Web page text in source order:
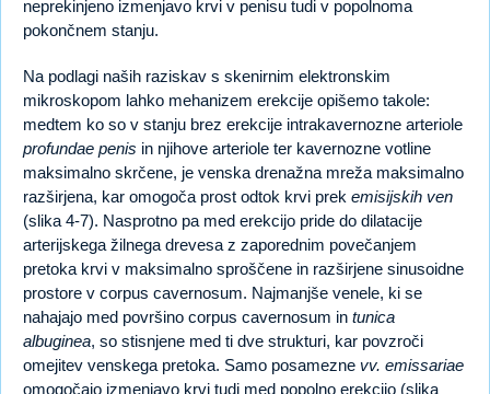
neprekinjeno izmenjavo krvi v penisu tudi v popolnoma
pokončnem stanju.
Na podlagi naših raziskav s skenirnim elektronskim
mikroskopom lahko mehanizem erekcije opišemo takole:
medtem ko so v stanju brez erekcije intrakavernozne arteriole
profundae penis in njihove arteriole ter kavernozne votline
maksimalno skrčene, je venska drenažna mreža maksimalno
razširjena, kar omogoča prost odtok krvi prek emisijskih ven
(slika 4-7). Nasprotno pa med erekcijo pride do dilatacije
arterijskega žilnega drevesa z zaporednim povečanjem
pretoka krvi v maksimalno sproščene in razširjene sinusoidne
prostore v corpus cavernosum. Najmanjše venele, ki se
nahajajo med površino corpus cavernosum in tunica
albuginea, so stisnjene med ti dve strukturi, kar povzroči
omejitev venskega pretoka. Samo posamezne vv. emissariae
omogočajo izmenjavo krvi tudi med popolno erekcijo (slika